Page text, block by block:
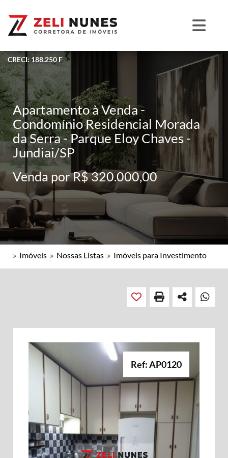
CRECI: 188.250 F
Apartamento à Venda -
Condomínio Residencial Morada
da Serra - Parque Eloy Chaves -
Jundiai/SP
Venda por R$ 320.000,00
» Imóveis » Nossas Listas » Imóveis para Investimento
Ref: AP0120